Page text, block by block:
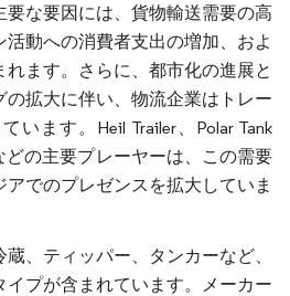
な要因には、貨物輸送需要の高
活動への消費者支出の増加、およ
ます。さらに、都市化の進展と
拡大に伴い、物流企業はトレー
います。Heil Trailer、Polar Tank
どの主要プレーヤーは、この需要
でのプレゼンスを拡大していま
、ティッパー、タンカーなど、
イプが含まれています。メーカー